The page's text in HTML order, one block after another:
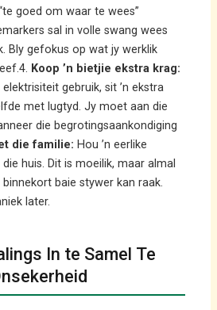
goed om waar te wees”
sal in volle swang wees
Bly gefokus op wat jy werklik
Koop ’n bietjie ekstra krag:
gebruik, sit ’n ekstra
met lugtyd. Jy moet aan die
die begrotingsaankondiging
die familie: Hou ’n eerlike
huis. Dit is moeilik, maar almal
baie stywer kan raak.
later.
In te Samel Te